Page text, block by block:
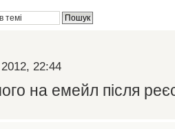
22:44
на емейл після